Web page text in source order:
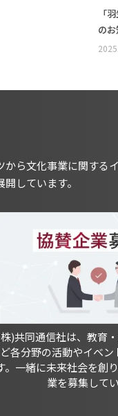
「
の
ら文化事業に関する
しています。
)共同通信社は、教育
ど各分野の活動やイベ
。一緒に未来社会を創
業を募集してい